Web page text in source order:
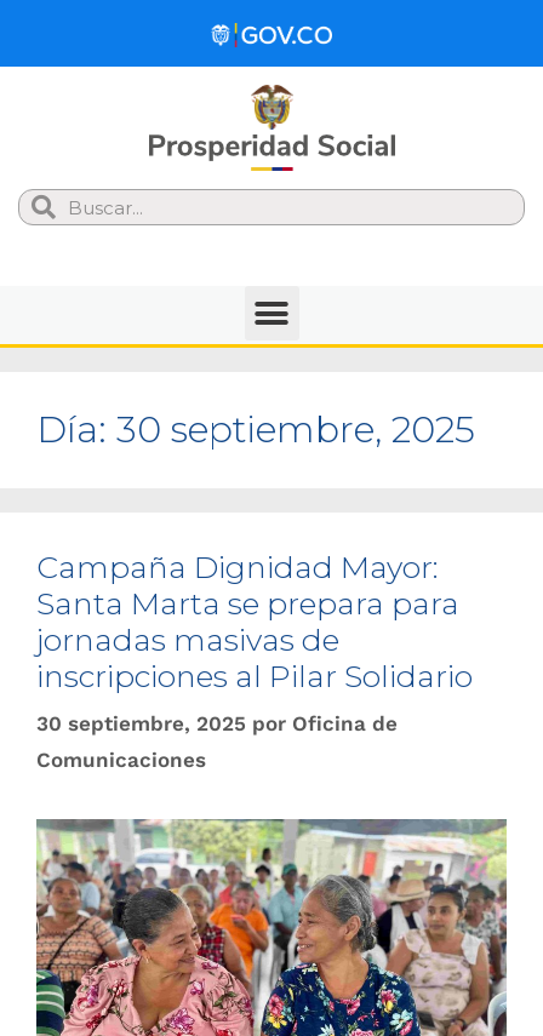
Search
Día: 30 septiembre, 2025
Campaña Dignidad Mayor:
Santa Marta se prepara para
jornadas masivas de
inscripciones al Pilar Solidario
30 septiembre, 2025 por Oficina de
Comunicaciones